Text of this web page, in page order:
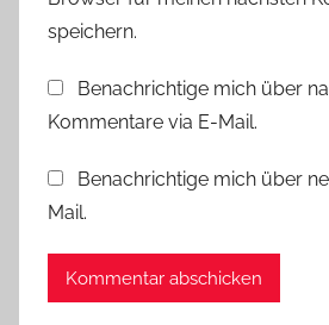
speichern.
Benachrichtige mich über
Kommentare via E-Mail.
Benachrichtige mich über
Mail.